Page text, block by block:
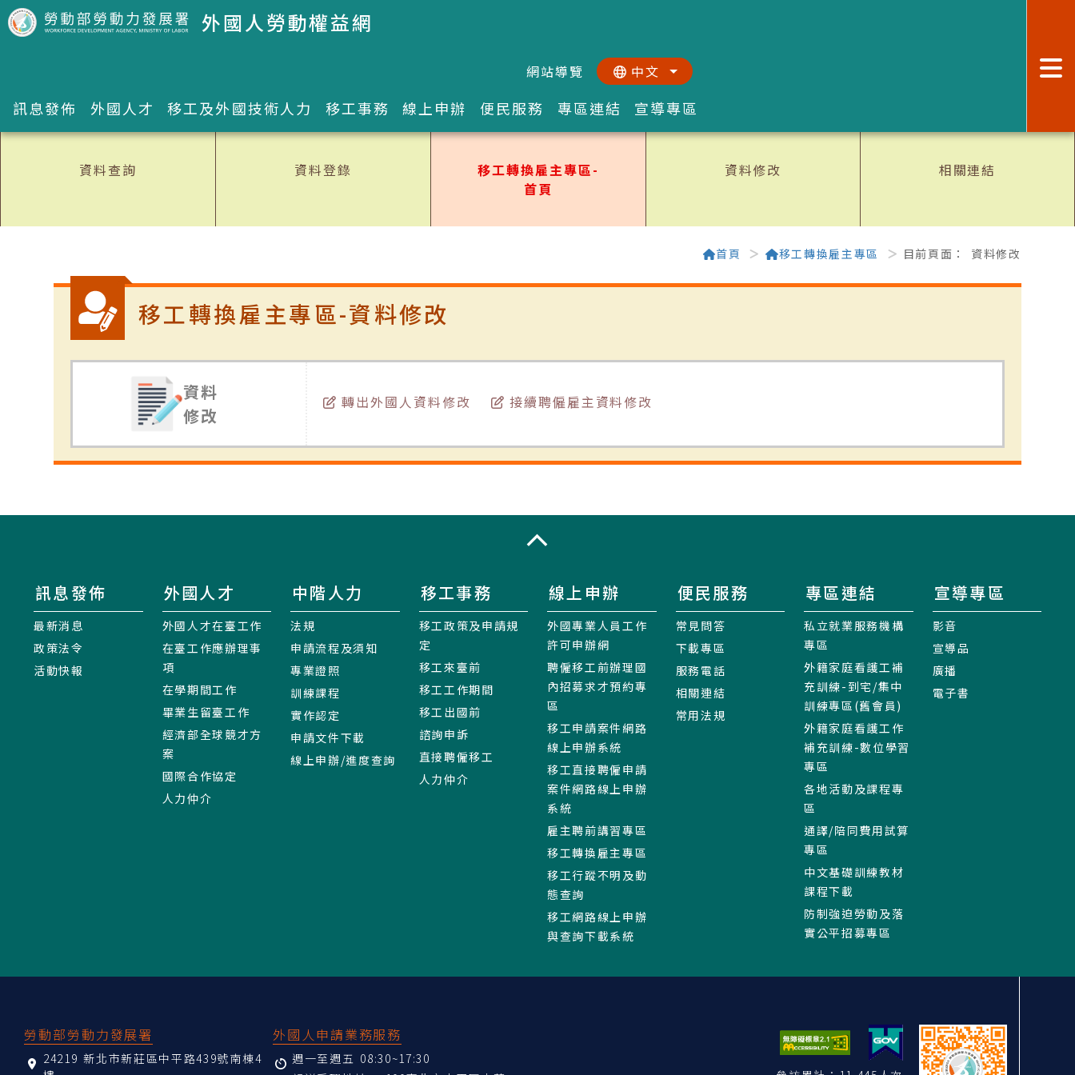
跳到主要內容區塊 外國人勞動權益網
:::網站導覽 中文
訊息發佈 外國人才 移工及外國技術人力 移工事務 線上申辦 便民服務 專區連結 宣導專區
資料查詢 資料登錄
移工轉換雇主專區-
首頁
資料修改 相關連結
首頁 移工轉換雇主專區 目前頁面： 資料修改
移工轉換雇主專區-資料修改
資料
修改
轉出外國人資料修改 接續聘僱雇主資料修改
訊息發佈
最新消息
政策法令
活動快報
外國人才
外國人才在臺工作
在臺工作應辦理事
項
在學期間工作
畢業生留臺工作
經濟部全球競才方
案
國際合作協定
人力仲介
中階人力
法規
申請流程及須知
專業證照
訓練課程
實作認定
申請文件下載
線上申辦/進度查詢
移工事務
移工政策及申請規
定
移工來臺前
移工工作期間
移工出國前
諮詢申訴
直接聘僱移工
人力仲介
線上申辦
外國專業人員工作
許可申辦網
聘僱移工前辦理國
內招募求才預約專
區
移工申請案件網路
線上申辦系統
移工直接聘僱申請
案件網路線上申辦
系統
雇主聘前講習專區
移工轉換雇主專區
移工行蹤不明及動
態查詢
移工網路線上申辦
與查詢下載系統
便民服務
常見問答
下載專區
服務電話
相關連結
常用法規
專區連結
私立就業服務機構
專區
外籍家庭看護工補
充訓練-到宅/集中
訓練專區(舊會員)
外籍家庭看護工作
補充訓練-數位學習
專區
各地活動及課程專
區
通譯/陪同費用試算
專區
中文基礎訓練教材
課程下載
防制強迫勞動及落
實公平招募專區
宣導專區
影音
宣導品
廣播
電子書
勞動部勞動力發展署
24219 新北市新莊區中平路439號南棟4
外國人申請業務服務
週一至週五 08:30~17:30